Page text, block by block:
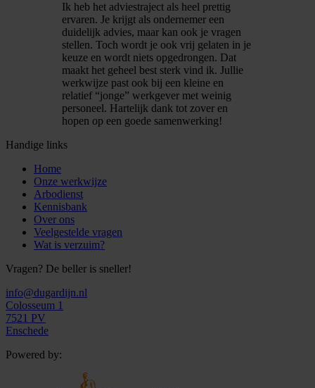
Ik heb het adviestraject als heel prettig
ervaren. Je krijgt als ondernemer een
duidelijk advies, maar kan ook je vragen
stellen. Toch wordt je ook vrij gelaten in je
keuze en wordt niets opgedrongen. Dat
maakt het geheel best sterk vind ik. Jullie
werkwijze past ook bij een kleine en
relatief “jonge” werkgever met weinig
personeel. Hartelijk dank tot zover en
hopen op een goede samenwerking!
Handige links
Home
Onze werkwijze
Arbodienst
Kennisbank
Over ons
Veelgestelde vragen
Wat is verzuim?
Vragen? De beller is sneller!
info@dugardijn.nl
Colosseum 1
7521 PV
Enschede
Powered by: